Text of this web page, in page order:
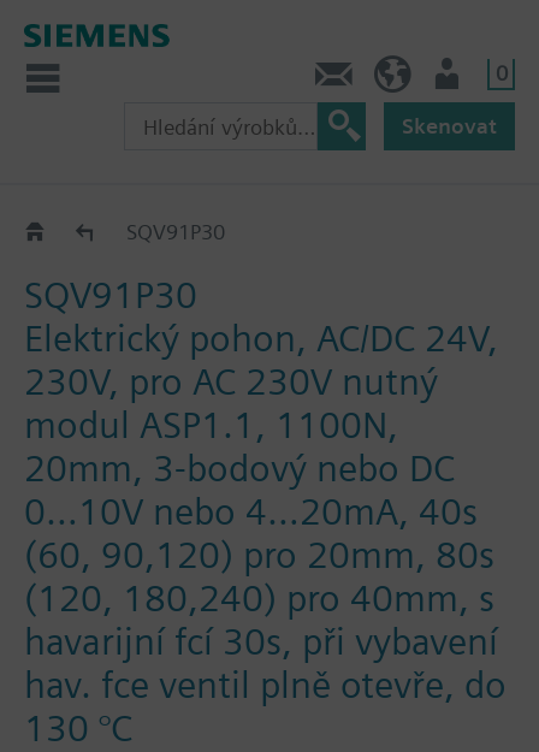
0
Skenovat
SQV..P..SQV91P30
SQV91P30
Elektrický pohon, AC/DC 24V,
230V, pro AC 230V nutný
modul ASP1.1, 1100N,
20mm, 3-bodový nebo DC
0…10V nebo 4…20mA, 40s
(60, 90,120) pro 20mm, 80s
(120, 180,240) pro 40mm, s
havarijní fcí 30s, při vybavení
hav. fce ventil plně otevře, do
130 °C